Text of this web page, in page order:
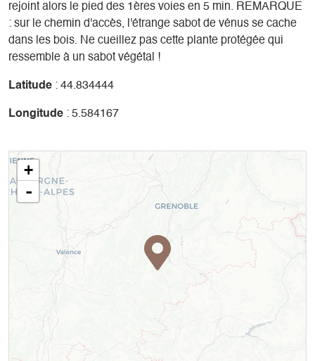
rejoint alors le pied des 1ères voies en 5 min. REMARQUE
: sur le chemin d'accès, l'étrange sabot de vénus se cache
dans les bois. Ne cueillez pas cette plante protégée qui
ressemble à un sabot végétal !
Latitude : 44.834444
Longitude : 5.584167
+
-